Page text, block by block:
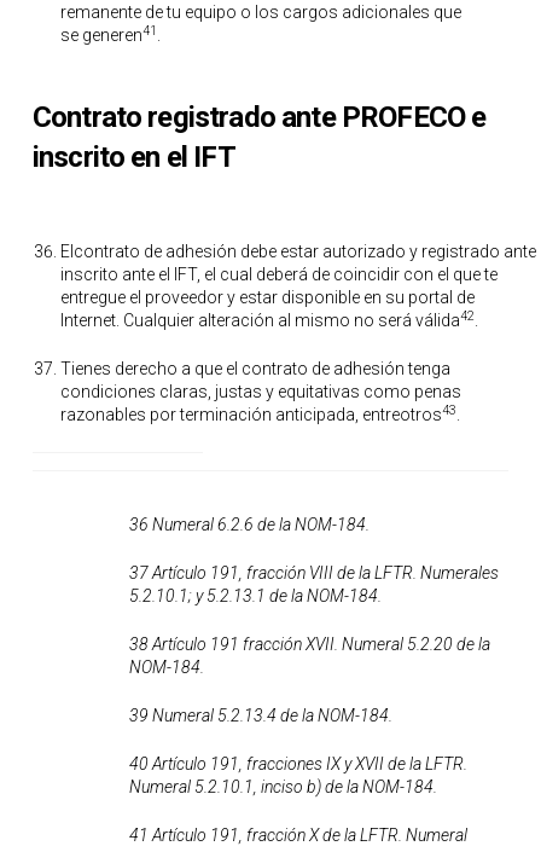
remanente de tu equipo o los cargos adicionales que
se generen41
Contrato registrado ante PROFECO e
inscrito en el IFT
Elcontrato de adhesión debe estar autorizado y registrado ante
inscrito ante el IFT, el cual deberá de coincidir con el que te
entregue el proveedor y estar disponible en su portal de
Internet. Cualquier alteración al mismo no será válida42
Tienes derecho a que el contrato de adhesión tenga
condiciones claras, justas y equitativas como penas
razonables por terminación anticipada, entreotros43
36 Numeral 6.2.6 de la NOM-184.
37 Artículo 191, fracción VIII de la LFTR. Numerales
5.2.10.1; y 5.2.13.1 de la NOM-184.
38 Artículo 191 fracción XVII. Numeral 5.2.20 de la
NOM-184.
39 Numeral 5.2.13.4 de la NOM-184.
40 Artículo 191, fracciones IX y XVII de la LFTR.
Numeral 5.2.10.1, inciso b) de la NOM-184.
41 Artículo 191, fracción X de la LFTR. Numeral